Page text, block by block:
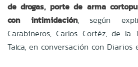
de drogas, porte de arma
con intimidación, según
Carabineros, Carlos Cortéz, de la
Talca, en conversación con Diarios